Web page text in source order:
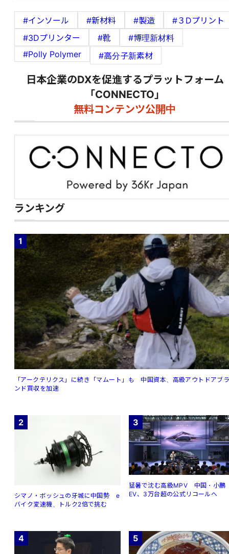
#インソール #新材料 #製造
#３Dプリント
#3Dプリンター
#靴
#博理新材料
#Polly Polymer
#高分子新素材
日本企業のDXを促進するプラットフォーム
「CONNECTO」
無料コンテンツ公開中
ランキング
1
「アークテリクス」に続き「マムート」も 中国資本、高級アウトドアブ
ンド買収を加速
2
シマノ・ボッシュの牙城に中国勢 e
バイク変速機、トルク2倍で挑む
3
猛暑で沈む高級MPV 中国・小鵬
EV、3万台超の公式リコールへ
4 5